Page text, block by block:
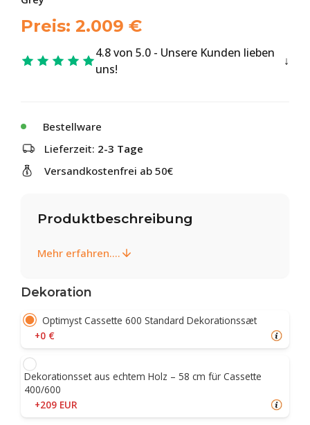
Preis: 2.009 €
4.8 von 5.0 - Unsere Kunden lieben
uns!
Bestellware
Lieferzeit: 2-3 Tage
Versandkostenfrei ab 50€
Produktbeschreibung
Mehr erfahren....
Dekoration
Optimyst Cassette 600 Standard Dekorationssæt
+0 €
Dekorationsset aus echtem Holz – 58 cm für Cassette
400/600
+209 EUR